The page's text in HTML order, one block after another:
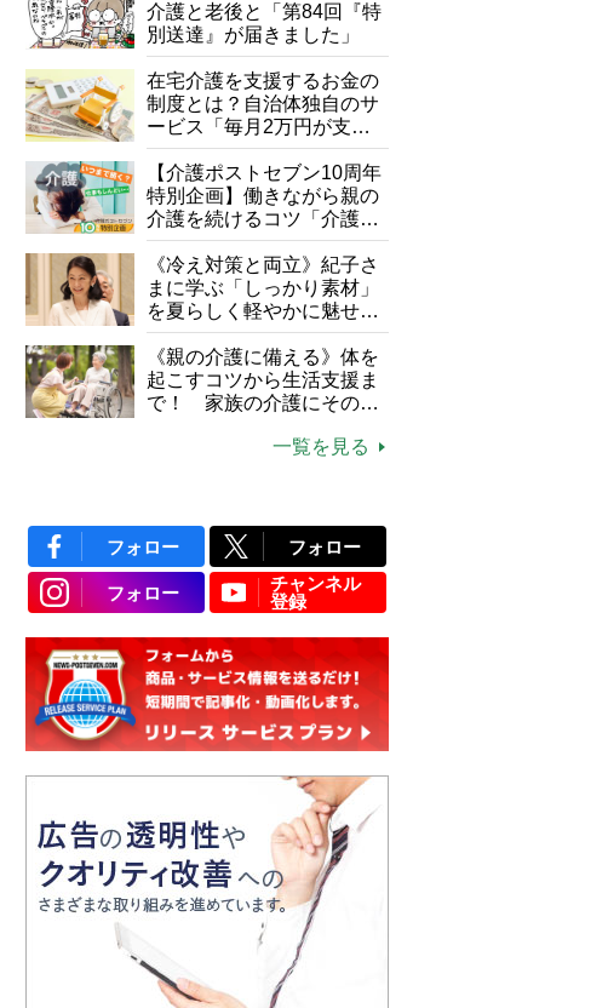
介護と老後と「第84回『特
別送達』が届きました」
在宅介護を支援するお金の
制度とは？自治体独自のサ
ービス「毎月2万円が支給
される」ケースも【FP解
説】
【介護ポストセブン10周年
特別企画】働きながら親の
介護を続けるコツ「介護は
10年以上続くことも…3つ
のフェーズに分けて考えて
みよう」【社会福祉士解
説】
《冷え対策と両立》紀子さ
まに学ぶ「しっかり素材」
を夏らしく軽やかに魅せる
3つの着こなし法則
《親の介護に備える》体を
起こすコツから生活支援ま
で！ 家族の介護にそのま
一覧を見る
フォロー フォロー
フォロー
チャンネル
登録